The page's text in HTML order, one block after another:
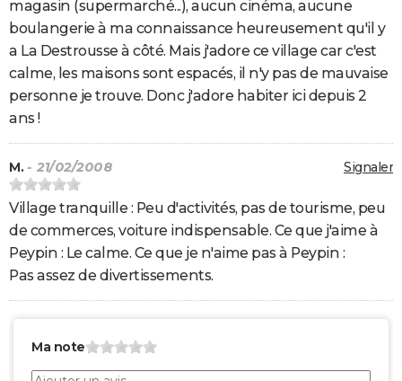
magasin (supermarché...), aucun cinéma, aucune
boulangerie à ma connaissance heureusement qu'il y
a La Destrousse à côté. Mais j'adore ce village car c'est
calme, les maisons sont espacés, il n'y pas de mauvaise
personne je trouve. Donc j'adore habiter ici depuis 2
ans !
Signaler
M. - 21/02/2008
Village tranquille : Peu d'activités, pas de tourisme, peu
de commerces, voiture indispensable. Ce que j'aime à
Peypin : Le calme. Ce que je n'aime pas à Peypin :
Pas assez de divertissements.
Ma note